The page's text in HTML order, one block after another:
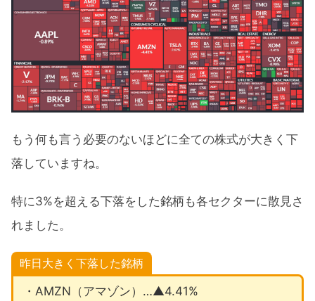
もう何も言う必要のないほどに全ての株式が大きく下
落していますね。
特に3%を超える下落をした銘柄も各セクターに散見さ
れました。
昨日大きく下落した銘柄
・AMZN（アマゾン）…▲4.41%